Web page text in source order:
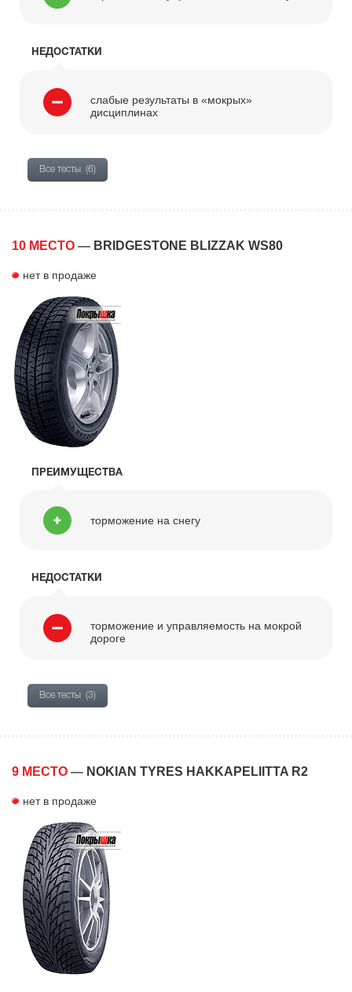
НЕДОСТАТКИ
слабые результаты в «мокрых»
дисциплинах
Все тесты (6)
10 МЕСТО — BRIDGESTONE BLIZZAK WS80
нет в продаже
ПРЕИМУЩЕСТВА
торможение на снегу
НЕДОСТАТКИ
торможение и управляемость на мокрой
дороге
Все тесты (3)
9 МЕСТО — NOKIAN TYRES HAKKAPELIITTA R2
нет в продаже